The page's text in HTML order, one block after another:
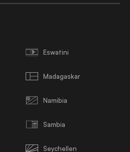
Eswatini
Madagaskar
Namibia
Sambia
Seychellen